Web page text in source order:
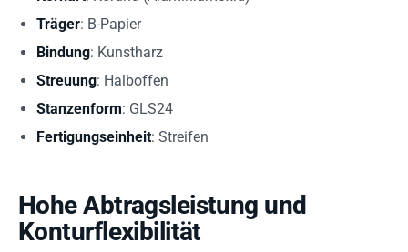
Träger: B-Papier
Bindung: Kunstharz
Streuung: Halboffen
Stanzenform: GLS24
Fertigungseinheit: Streifen
Hohe Abtragsleistung und
Konturflexibilität